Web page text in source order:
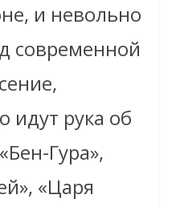
и невольно
современной
идут рука об
Гура»,
«Царя